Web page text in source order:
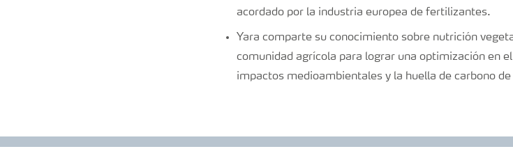
acordado por la industria europea de fertilizantes.
Yara comparte su conocimiento sobre nutrición
comunidad agrícola para lograr una optimización en
impactos medioambientales y la huella de carbono